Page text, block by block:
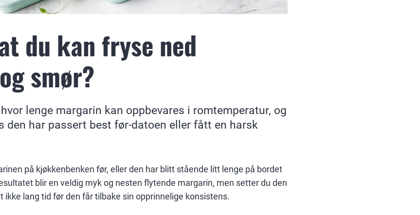
du kan fryse ned
smør?
lenge margarin kan oppbevares i romtemperatur, og
den har passert best før-datoen eller fått en harsk
på kjøkkenbenken før, eller den har blitt stående litt lenge på bordet
blir en veldig myk og nesten flytende margarin, men setter du den
ikke lang tid før den får tilbake sin opprinnelige konsistens.